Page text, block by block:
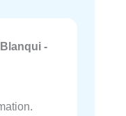
Blanqui -